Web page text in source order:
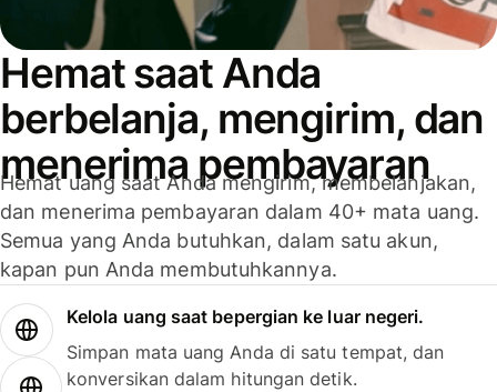
Hemat saat Anda
berbelanja, mengirim, dan
menerima pembayaran
Hemat uang saat Anda mengirim, membelanjakan,
dan menerima pembayaran dalam 40+ mata uang.
Semua yang Anda butuhkan, dalam satu akun,
kapan pun Anda membutuhkannya.
Kelola uang saat bepergian ke luar negeri.
Simpan mata uang Anda di satu tempat, dan
konversikan dalam hitungan detik.